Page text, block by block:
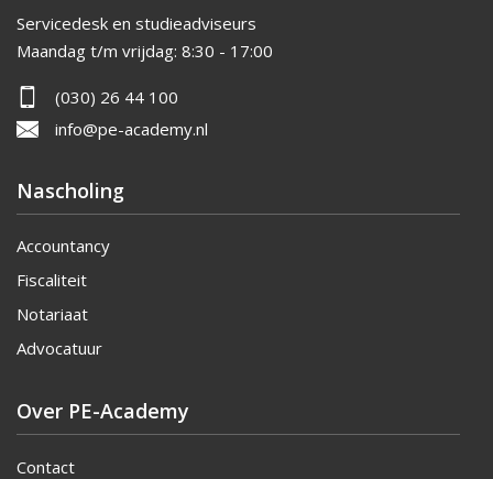
Servicedesk en studieadviseurs
Maandag t/m vrijdag: 8:30 - 17:00
(030) 26 44 100
info@pe-academy.nl
Nascholing
Accountancy
Fiscaliteit
Notariaat
Advocatuur
Over PE-Academy
Contact